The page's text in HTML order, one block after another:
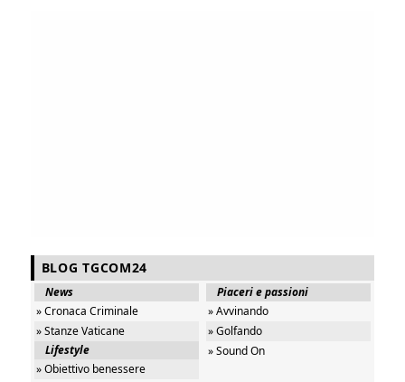
BLOG TGCOM24
News
» Cronaca Criminale
» Stanze Vaticane
Lifestyle
» Obiettivo benessere
Piaceri e passioni
» Avvinando
» Golfando
» Sound On